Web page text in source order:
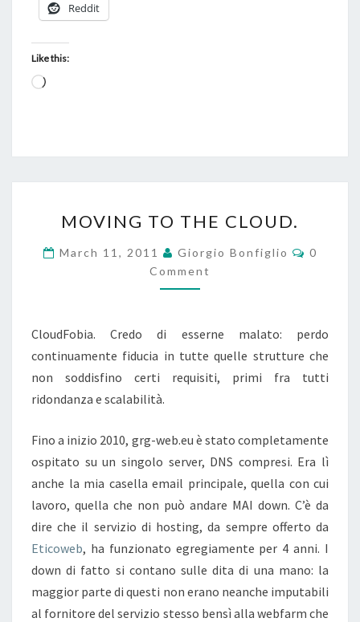
Reddit
Like this:
Loading…
TO
THE
CLOUD.
MOVING TO THE CLOUD.
March 11, 2011 Giorgio Bonfiglio
0
Comment
CloudFobia. Credo di esserne malato: perdo
continuamente fiducia in tutte quelle strutture che
non soddisfino certi requisiti, primi fra tutti
ridondanza e scalabilità.
Fino a inizio 2010, grg-web.eu è stato completamente
ospitato su un singolo server, DNS compresi. Era lì
anche la mia casella email principale, quella con cui
lavoro, quella che non può andare MAI down. C’è da
dire che il servizio di hosting, da sempre offerto da
Eticoweb, ha funzionato egregiamente per 4 anni. I
down di fatto si contano sulle dita di una mano: la
maggior parte di questi non erano neanche imputabili
al fornitore del servizio stesso bensì alla webfarm che